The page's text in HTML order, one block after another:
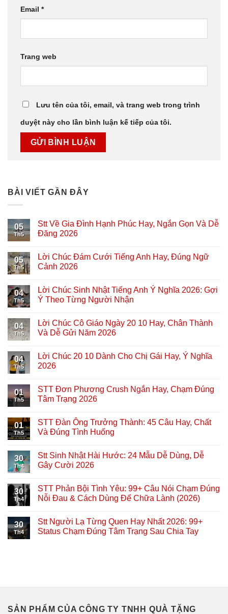
Email *
Trang web
Lưu tên của tôi, email, và trang web trong trình
duyệt này cho lần bình luận kế tiếp của tôi.
BÀI VIẾT GẦN ĐÂY
05
Th5
Stt Về Gia Đình Hạnh Phúc Hay, Ngắn Gọn Và Dễ
Đăng 2026
05
Th5
Lời Chúc Đám Cưới Tiếng Anh Hay, Đúng Ngữ
Cảnh 2026
04
Th5
Lời Chúc Sinh Nhật Tiếng Anh Ý Nghĩa 2026: Gợi
Ý Theo Từng Người Nhận
04
Th5
Lời Chúc Cô Giáo Ngày 20 10 Hay, Chân Thành
Và Dễ Gửi Năm 2026
04
Th5
Lời Chúc 20 10 Dành Cho Chị Gái Hay, Ý Nghĩa
2026
01
Th5
STT Đơn Phương Crush Ngắn Hay, Chạm Đúng
Tâm Trạng 2026
01
Th5
STT Đàn Ông Trưởng Thành: 45 Câu Hay, Chất
Và Đúng Tình Huống
30
Th4
Stt Sinh Nhật Hài Hước: 24 Mẫu Dễ Dùng, Dễ
Gây Cười 2026
30
Th4
STT Phản Bội Tình Yêu: 99+ Câu Nói Chạm Đúng
Nỗi Đau & Cách Dùng Để Chữa Lành (2026)
30
Th4
Stt Người Lạ Từng Quen Hay Nhất 2026: 99+
Status Chạm Đúng Tâm Trạng Sau Chia Tay
SẢN PHẨM CỦA CÔNG TY TNHH QUÀ TẶNG